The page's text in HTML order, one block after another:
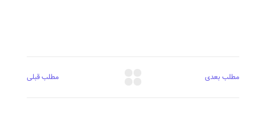
مطلب قبلی مطلب بعدی